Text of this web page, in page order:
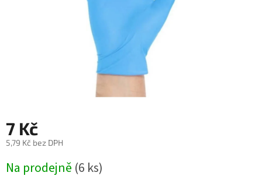
7 Kč
5,79 Kč bez DPH
cena:
Na prodejně (6 ks)